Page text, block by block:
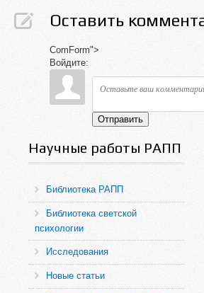
Оставить
ComForm">
Войдите:
Отправить
Научные работы РАПП
Библиотека РАПП
Библиотека светской
психологии
Исследования
Новые статьи